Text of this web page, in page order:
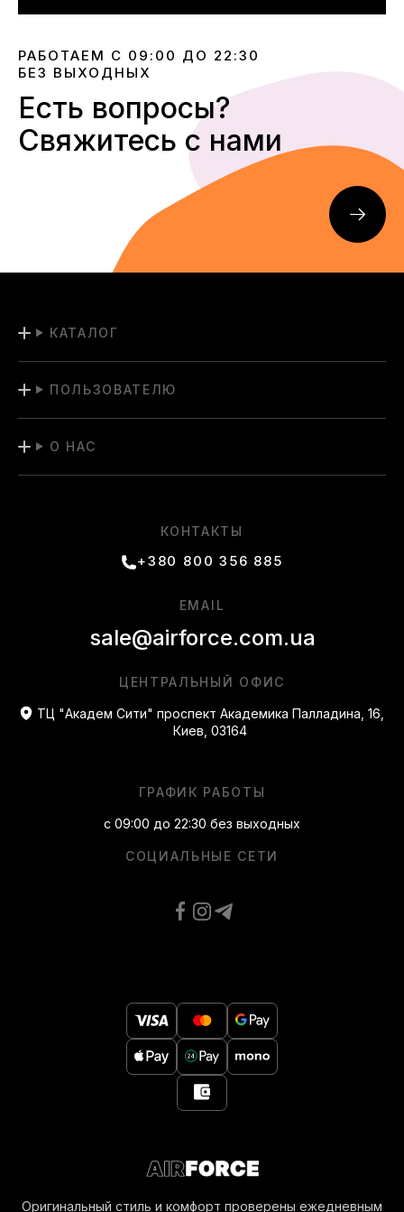
РАБОТАЕМ С 09:00 ДО 22:30
БЕЗ ВЫХОДНЫХ
Есть вопросы?
Свяжитесь с нами
Оригинальный стиль и комфорт проверены ежедневным
КАТАЛОГ
ПОЛЬЗОВАТЕЛЮ
О НАС
КОНТАКТЫ
+380 800 356 885
ЦЕНТРАЛЬНЫЙ ОФИС
ТЦ "Академ Сити" проспект Академика Палладина, 16,
Киев, 03164
СОЦИАЛЬНЫЕ СЕТИ
EMAIL
sale@airforce.com.ua
ГРАФИК РАБОТЫ
с 09:00 до 22:30 без выходных